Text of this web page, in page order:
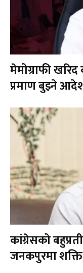
मेमोग्राफी
प्रमाण बुझ्ने
कांग्रेसको
जनकपुरमा शक्ति